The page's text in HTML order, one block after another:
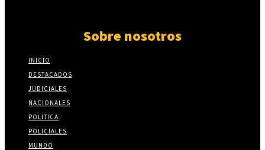
Sobre nosotros
INICIO
DESTACADOS
JUDICIALES
NACIONALES
POLITICA
POLICIALES
MUNDO